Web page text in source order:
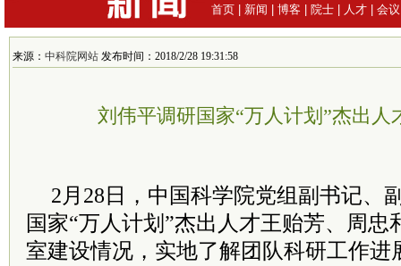
首页 新闻 博客 院士 人才 会议
来源： 中科院网站 发布时间：2018/2/28 19:31:58
刘伟平调研国家“万人计划”杰出人
2月28日，中国科学院党组副书记、
国家“万人计划”杰出人才王贻芳、周忠
室建设情况，实地了解团队科研工作进